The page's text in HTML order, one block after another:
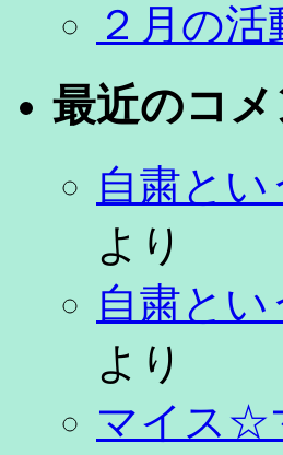
２月の活
最近のコメ
自粛と
より
自粛と
より
マイス☆